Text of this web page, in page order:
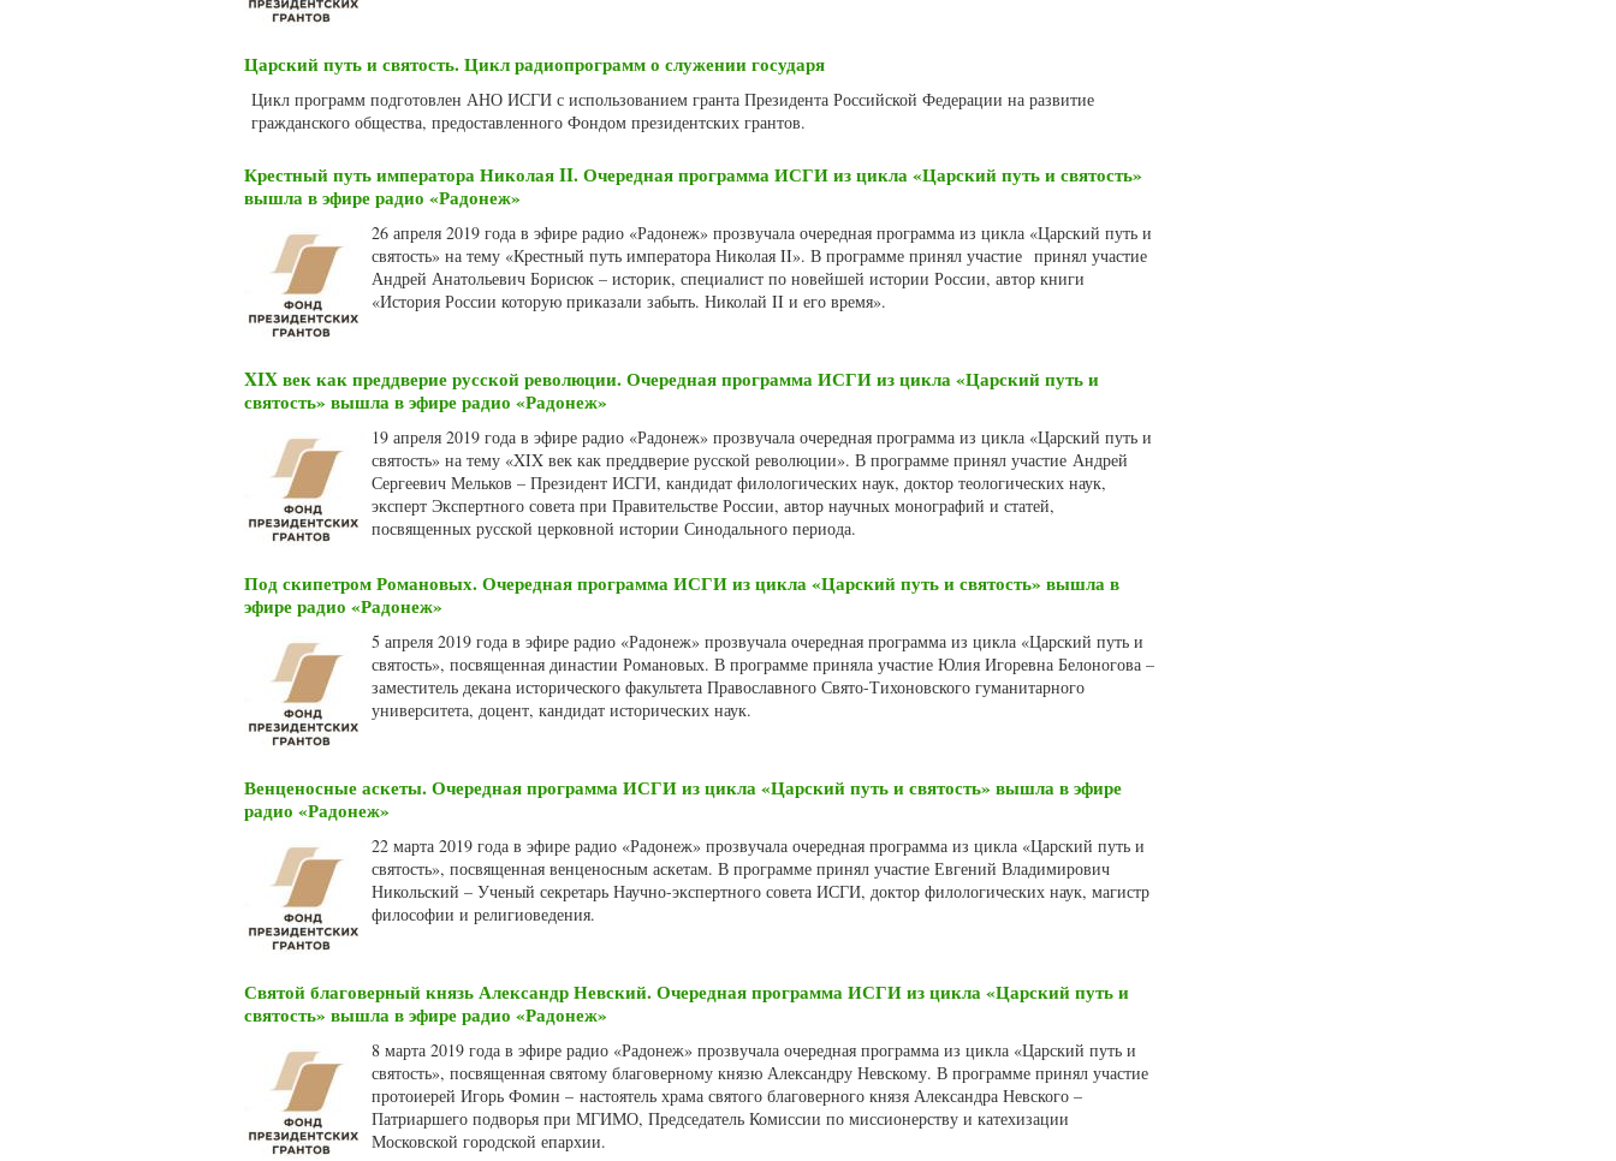
Царский путь и святость. Цикл радиопрограмм о служении государя
Цикл программ подготовлен АНО ИСГИ с использованием гранта Президента Российской Федерации на развитие
гражданского общества, предоставленного Фондом президентских грантов.
Крестный путь императора Николая II. Очередная программа ИСГИ из цикла «Царский путь и святость»
вышла в эфире радио «Радонеж»
26 апреля 2019 года в эфире радио «Радонеж» прозвучала очередная программа из цикла «Царский путь и
святость» на тему «Крестный путь императора Николая II». В программе принял участие принял участие
Андрей Анатольевич Борисюк – историк, специалист по новейшей истории России, автор книги
«История России которую приказали забыть. Николай II и его время».
XIX век как преддверие русской революции. Очередная программа ИСГИ из цикла «Царский путь и
святость» вышла в эфире радио «Радонеж»
19 апреля 2019 года в эфире радио «Радонеж» прозвучала очередная программа из цикла «Царский путь и
святость» на тему «XIX век как преддверие русской революции». В программе принял участие Андрей
Сергеевич Мельков – Президент ИСГИ, кандидат филологических наук, доктор теологических наук,
эксперт Экспертного совета при Правительстве России, автор научных монографий и статей,
посвященных русской церковной истории Синодального периода.
Под скипетром Романовых. Очередная программа ИСГИ из цикла «Царский путь и святость» вышла в
эфире радио «Радонеж»
5 апреля 2019 года в эфире радио «Радонеж» прозвучала очередная программа из цикла «Царский путь и
святость», посвященная династии Романовых. В программе приняла участие Юлия Игоревна Белоногова –
заместитель декана исторического факультета Православного Свято-Тихоновского гуманитарного
университета, доцент, кандидат исторических наук.
Венценосные аскеты. Очередная программа ИСГИ из цикла «Царский путь и святость» вышла в эфире
радио «Радонеж»
22 марта 2019 года в эфире радио «Радонеж» прозвучала очередная программа из цикла «Царский путь и
святость», посвященная венценосным аскетам. В программе принял участие Евгений Владимирович
Никольский – Ученый секретарь Научно-экспертного совета ИСГИ, доктор филологических наук, магистр
философии и религиоведения.
Святой благоверный князь Александр Невский. Очередная программа ИСГИ из цикла «Царский путь и
святость» вышла в эфире радио «Радонеж»
8 марта 2019 года в эфире радио «Радонеж» прозвучала очередная программа из цикла «Царский путь и
святость», посвященная святому благоверному князю Александру Невскому. В программе принял участие
протоиерей Игорь Фомин – настоятель храма святого благоверного князя Александра Невского –
Патриаршего подворья при МГИМО, Председатель Комиссии по миссионерству и катехизации
Московской городской епархии.